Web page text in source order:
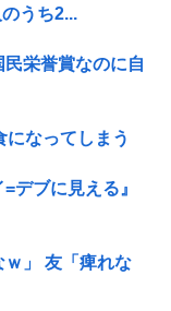
うち2...
民栄誉賞なのに自
なってしまう
デブに見える』
」 友「痺れな